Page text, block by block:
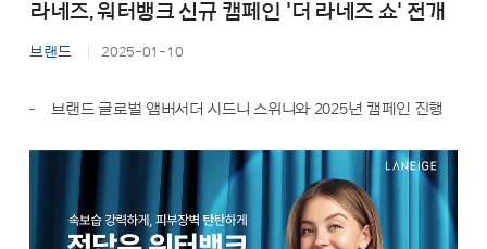
라네즈, 워터뱅크 신규 캠페인 '더 라네즈 쇼' 전개
브랜드 2025-01-10
브랜드 글로벌 앰버서더 시드니 스위니와 2025년 캠페인 진행